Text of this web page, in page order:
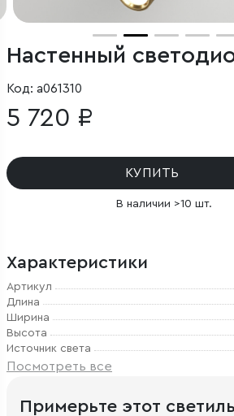
Код: a061310
5 720 ₽
КУПИТЬ
В наличии >10 шт.
Характеристики
Артикул
Длина
Ширина
Высота
Источник света
Посмотреть все
Примерьте этот